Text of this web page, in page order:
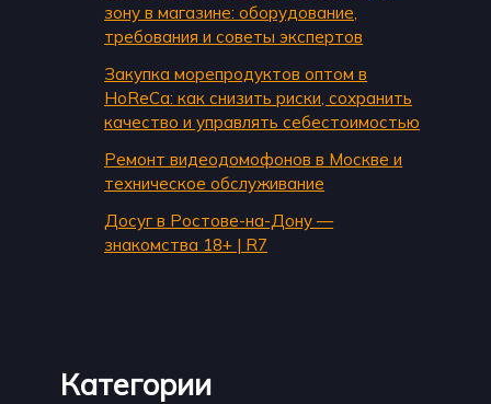
зону в магазине: оборудование,
требования и советы экспертов
Закупка морепродуктов оптом в
HoReCa: как снизить риски, сохранить
качество и управлять себестоимостью
Ремонт видеодомофонов в Москве и
техническое обслуживание
Досуг в Ростове-на-Дону —
знакомства 18+ | R7
Категории